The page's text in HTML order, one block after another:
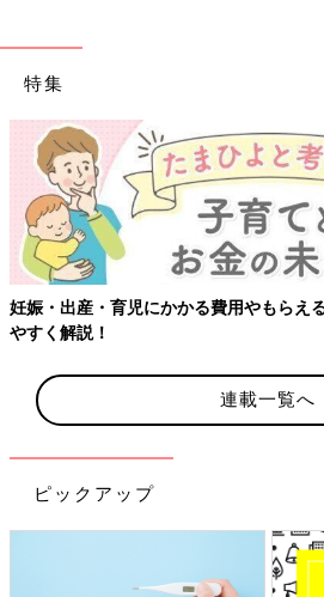
特集
娠・出産・育児にかかる費用やもらえる
すく解説！
連載一覧へ
ピックアップ